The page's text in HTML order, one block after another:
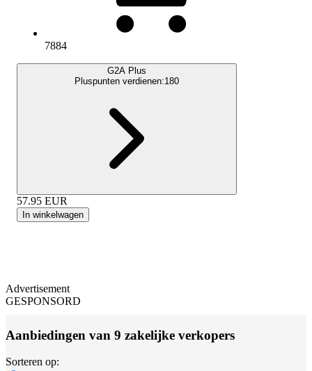
7884
G2A Plus
Pluspunten verdienen:180
57.95 EUR
In winkelwagen
Advertisement
GESPONSORD
Aanbiedingen van 9 zakelijke verkopers
Sorteren op: